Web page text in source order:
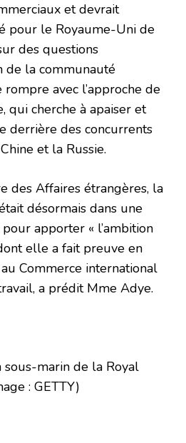
et devrait
pour le Royaume-Uni de
des questions
de la communauté
avec l’approche de
qui cherche à apaiser et
derrière des concurrents
et la Russie.
des Affaires étrangères, la
désormais dans une
apporter « l’ambition
elle a fait preuve en
Commerce international
a prédit Mme Adye.
sous-marin de la Royal
: GETTY)